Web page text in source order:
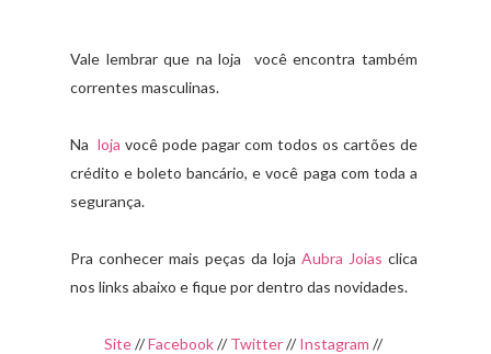
Vale lembrar que na loja você encontra também
correntes masculinas.
Na loja você pode pagar com todos os cartões de
crédito e boleto bancário, e você paga com toda a
segurança.
Pra conhecer mais peças da loja Aubra Joias clica
nos links abaixo e fique por dentro das novidades.
Site//Facebook//Twitter//Instagram //